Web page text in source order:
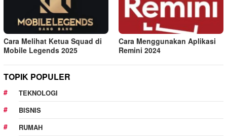
Cara Melihat Ketua Squad di
Mobile Legends 2025
Cara Menggunakan Aplikasi
Remini 2024
TOPIK POPULER
TEKNOLOGI
BISNIS
RUMAH